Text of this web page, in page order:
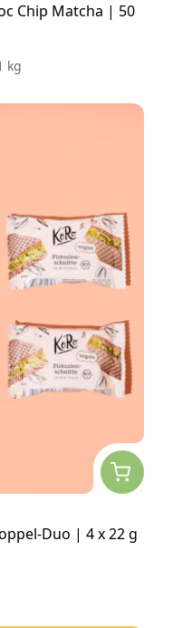
Chip Matcha | 50
kg
Duo | 4 x 22 g